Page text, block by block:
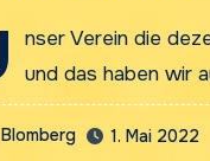
nser Verein die
und das haben wir
Blomberg 1. Mai 2022